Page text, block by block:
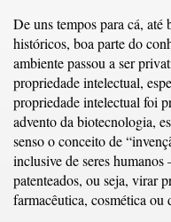
De uns tempos para cá, até
históricos, boa parte do
ambiente passou a ser
propriedade intelectual,
propriedade intelectual foi
advento da biotecnologia,
senso o conceito de
inclusive de seres
patenteados, ou seja, virar
farmacêutica, cosmética ou